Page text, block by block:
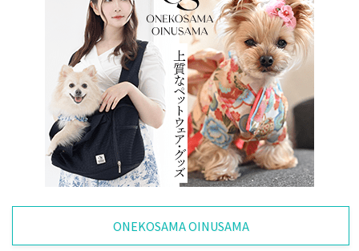
ONEKOSAMA OINUSAMA